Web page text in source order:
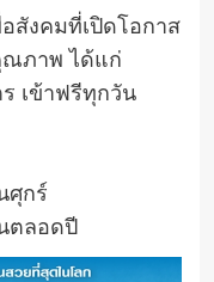
สังคมที่เปิดโอกาส
ณภาพ ได้แก่
ร เข้าฟรีทุกวัน
ศุกร์
ตลอดปี